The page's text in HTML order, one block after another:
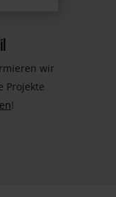
wir
Projekte
!